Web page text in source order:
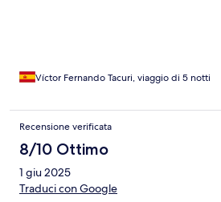
Víctor Fernando Tacuri, viaggio di 5 notti
Recensione verificata
8/10 Ottimo
1 giu 2025
Traduci con Google